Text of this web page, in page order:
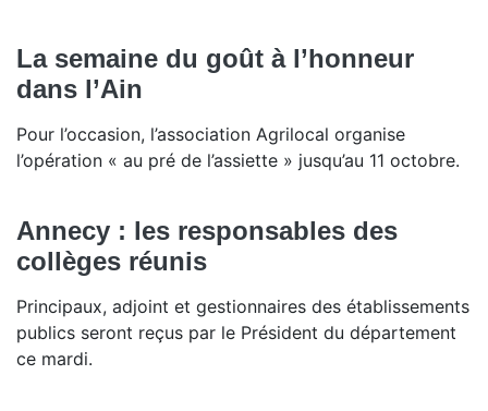
La semaine du goût à l’honneur
dans l’Ain
Pour l’occasion, l’association Agrilocal organise
l’opération « au pré de l’assiette » jusqu’au 11 octobre.
Annecy : les responsables des
collèges réunis
Principaux, adjoint et gestionnaires des établissements
publics seront reçus par le Président du département
ce mardi.